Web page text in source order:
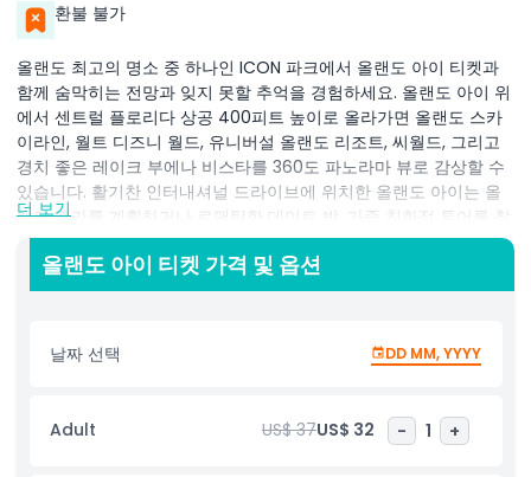
환불 불가
올랜도 최고의 명소 중 하나인 ICON 파크에서 올랜도 아이 티켓과
함께 숨막히는 전망과 잊지 못할 추억을 경험하세요. 올랜도 아이 위
에서 센트럴 플로리다 상공 400피트 높이로 올라가면 올랜도 스카
이라인, 월트 디즈니 월드, 유니버설 올랜도 리조트, 씨월드, 그리고
경치 좋은 레이크 부에나 비스타를 360도 파노라마 뷰로 감상할 수
있습니다. 활기찬 인터내셔널 드라이브에 위치한 올랜도 아이는 올
랜도 휴가를 계획하거나 로맨틱한 데이트 밤, 가족 친화적 투어를 찾
는 이들에게 꼭 봐야 할 하이라이트입니다. 넓고 유리로 둘러싸인 캡
슐 내에서 23분간 부드럽게 회전하며 휴식을 취하고 사진을 찍으며
위에서 보는 지역의 아름다움을 즐기기에 완벽한 장소를 제공합니
하는 사람뿐 아니라 올랜도 생일 파티, 기업 행사, 동창회 등을 개최
하는 그룹에게도 이상적입니다. 줄서기 없이 입장 가능한 옵션으로
안드레티 실내 카트 경주 및 게임과 같은 ICON 파크의 다른 명소를
더 많이 즐길 수 있습니다. 캡슐 내부의 인터랙티브 스크린은 보이는
더 보기
올랜도 아이 티켓 가격 및 옵션
날짜 선택 DD MM, YYYY
Adult US$ 37US$ 32 - 1 +